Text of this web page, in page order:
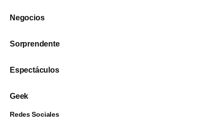
Negocios
Sorprendente
Espectáculos
Geek
Redes Sociales